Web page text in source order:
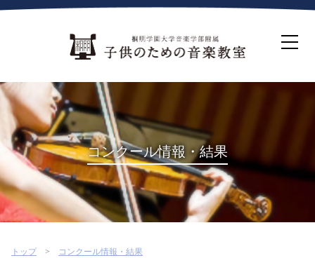
ホーム
生徒募集について
教室案内
コース紹介
概要・沿革
桐朋を選ぶ理由
インタビュー・コラム
イベント
よくある質問
コンクール情報・結果
トップ
コンクール情報・結果